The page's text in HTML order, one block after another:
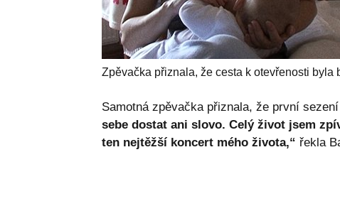
Zpěvačka přiznala, že cesta k otevřenosti byla
Samotná zpěvačka přiznala, že první
sebe dostat ani slovo. Celý život jsem
ten nejtěžší koncert mého života,“ řekla